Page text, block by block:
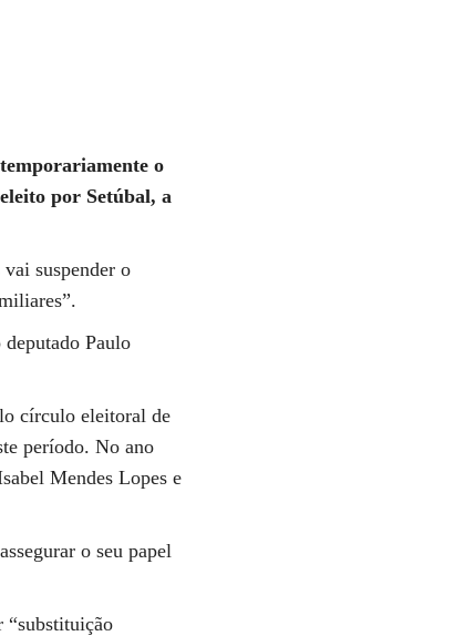
o
por Setúbal, a
suspender o
Paulo
círculo eleitoral de
período. No ano
Mendes Lopes e
o seu papel
“substituição